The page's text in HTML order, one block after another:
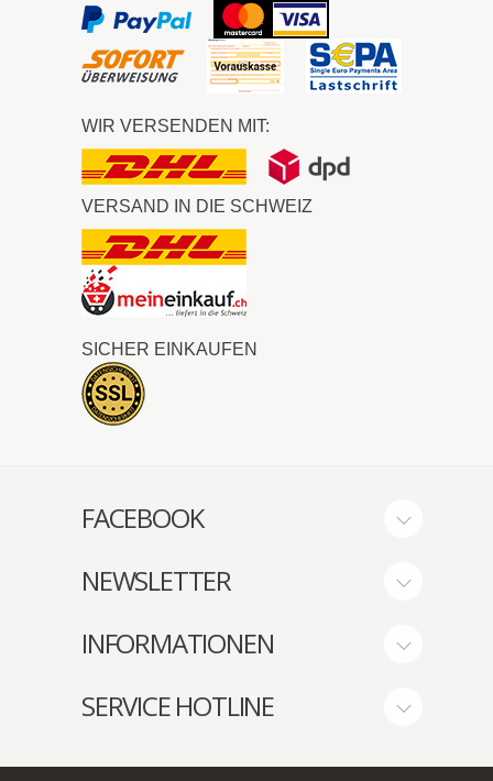
WIR VERSENDEN MIT:
VERSAND IN DIE SCHWEIZ
SICHER EINKAUFEN
FACEBOOK
NEWSLETTER
INFORMATIONEN
SERVICE HOTLINE